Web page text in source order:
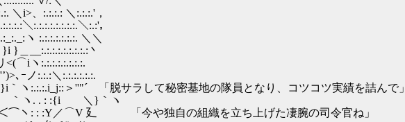
:.:.:.: ＼:.:.:.'，
＼:.:'，
:.:.:.:.:.:.:. ＼＼
丶
ヽ:.:.:.:.:.:.:.:.
:.:.:＼:.:.:.:.:.:.
''"´ 「脱サラして秘密基地の隊員となり、コツコツ実績を詰んで」
. : :{i ＼}｀ヽ
⌒V 廴 「今や独自の組織を立ち上げた凄腕の司令官ね」